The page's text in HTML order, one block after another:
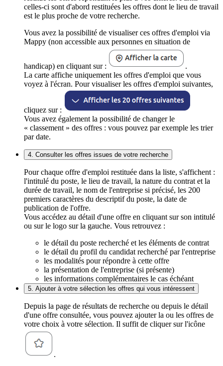
celles-ci sont d'abord restituées les offres dont le lieu de travail
est le plus proche de votre recherche.
Vous avez la possibilité de visualiser ces offres d'emploi via
Mappy (non accessible aux personnes en situation de
handicap) en cliquant sur :
.
La carte affiche uniquement les offres d'emploi que vous
voyez à l'écran. Pour visualiser les offres d'emploi suivantes,
cliquez sur :
Vous avez également la possibilité de changer le
« classement » des offres : vous pouvez par exemple les trier
par date.
4. Consulter les offres issues de votre recherche
Pour chaque offre d'emploi restituée dans la liste, s'affichent :
l'intitulé du poste, le lieu de travail, la nature du contrat et la
durée de travail, le nom de l'entreprise si précisé, les 200
premiers caractères du descriptif du poste, la date de
publication de l'offre.
Vous accédez au détail d'une offre en cliquant sur son intitulé
ou sur le logo sur la gauche. Vous retrouvez :
le détail du poste recherché et les éléments de contrat
le détail du profil du candidat recherché par l'entreprise
les modalités pour répondre à cette offre
la présentation de l'entreprise (si présente)
les informations complémentaires le cas échéant
5. Ajouter à votre sélection les offres qui vous intéressent
Depuis la page de résultats de recherche ou depuis le détail
d'une offre consultée, vous pouvez ajouter la ou les offres de
votre choix à votre sélection. Il suffit de cliquer sur l'icône
.